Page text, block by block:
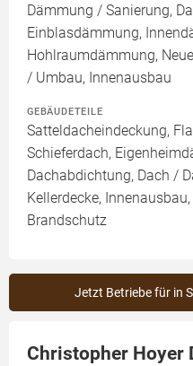
Dämmung / Sanierung,
Einblasdämmung,
Hohlraumdämmung,
/ Umbau, Innenausbau
GEBÄUDETEILE
Satteldacheindeckung,
Schieferdach,
Dachabdichtung, Dach /
Kellerdecke,
Brandschutz
Jetzt Betriebe für in
Christopher Hoyer